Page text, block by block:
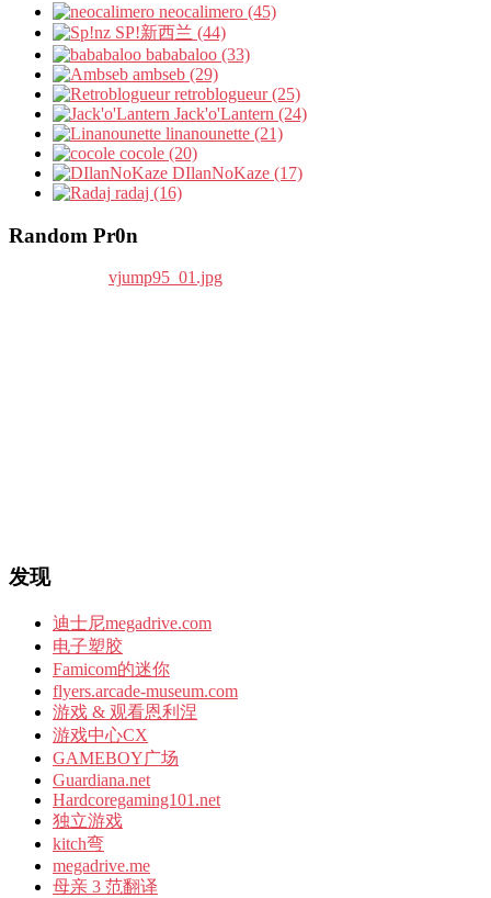
neocalimero (45)
SP!新西兰 (44)
bababaloo (33)
ambseb (29)
retroblogueur (25)
Jack'o'Lantern (24)
linanounette (21)
cocole (20)
DIlanNoKaze (17)
radaj (16)
Random Pr0n
发现
迪士尼megadrive.com
电子塑胶
Famicom的迷你
flyers.arcade-museum.com
游戏 & 观看恩利涅
游戏中心CX
GAMEBOY广场
Guardiana.net
Hardcoregaming101.net
独立游戏
kitch弯
megadrive.me
母亲 3 范翻译